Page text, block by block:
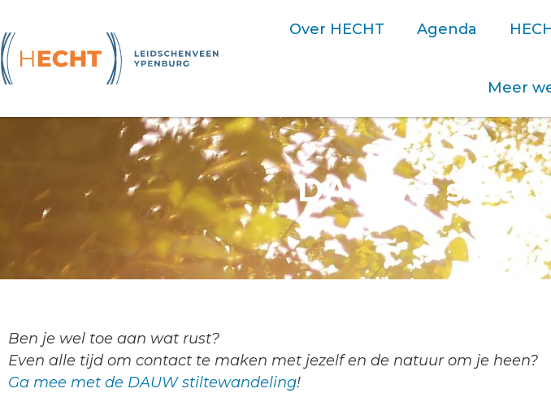
Over HECHT Agenda
Meer
DAUW –
Ben je wel toe aan wat rust?
Even alle tijd om contact te maken met jezelf en de natuur om je heen?
Ga mee met de DAUW stiltewandeling!